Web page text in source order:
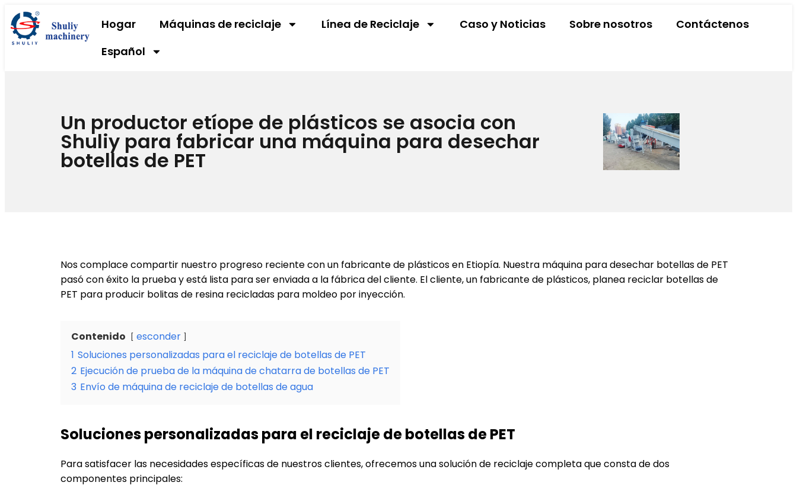
Hogar Máquinas de reciclaje Línea de Reciclaje Caso y Noticias Sobre nosotros
Contáctenos
Español
Un productor etíope de plásticos se asocia con
Shuliy para fabricar una máquina para desechar
botellas de PET
Nos complace compartir nuestro progreso reciente con un fabricante de plásticos en Etiopía. Nuestra máquina para desechar botellas de PET
pasó con éxito la prueba y está lista para ser enviada a la fábrica del cliente. El cliente, un fabricante de plásticos, planea reciclar botellas de
PET para producir bolitas de resina recicladas para moldeo por inyección.
Contenido
esconder
1 Soluciones personalizadas para el reciclaje de botellas de PET
2 Ejecución de prueba de la máquina de chatarra de botellas de PET
3 Envío de máquina de reciclaje de botellas de agua
Soluciones personalizadas para el reciclaje de botellas de PET
Para satisfacer las necesidades específicas de nuestros clientes, ofrecemos una solución de reciclaje completa que consta de dos
componentes principales: